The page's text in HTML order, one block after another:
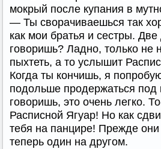
мокрый после купания в
— Ты сворачиваешься так
как мои братья и сестры.
говоришь? Ладно, только не
пыхтеть, а то услышит
Когда ты кончишь, я
подольше продержаться
говоришь, это очень легко.
Расписной Ягуар! Но как
тебя на панцире! Прежде
теперь один на другом.